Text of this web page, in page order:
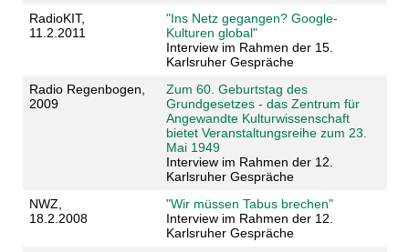
RadioKIT,
11.2.2011
"Ins Netz gegangen? Google-
Kulturen global"
Interview im Rahmen der 15.
Karlsruher Gespräche
Radio Regenbogen,
2009
Zum 60. Geburtstag des
Grundgesetzes - das Zentrum für
Angewandte Kulturwissenschaft
bietet Veranstaltungsreihe zum 23.
Mai 1949
Interview im Rahmen der 12.
Karlsruher Gespräche
NWZ,
18.2.2008
"Wir müssen Tabus brechen"
Interview im Rahmen der 12.
Karlsruher Gespräche